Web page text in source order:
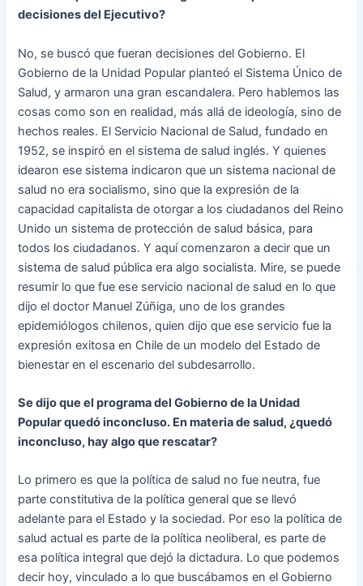
decisiones del Ejecutivo?
No, se buscó que fueran decisiones del Gobierno. El
Gobierno de la Unidad Popular planteó el Sistema Único de
Salud, y armaron una gran escandalera. Pero hablemos las
cosas como son en realidad, más allá de ideología, sino de
hechos reales. El Servicio Nacional de Salud, fundado en
1952, se inspiró en el sistema de salud inglés. Y quienes
idearon ese sistema indicaron que un sistema nacional de
salud no era socialismo, sino que la expresión de la
capacidad capitalista de otorgar a los ciudadanos del Reino
Unido un sistema de protección de salud básica, para
todos los ciudadanos. Y aquí comenzaron a decir que un
sistema de salud pública era algo socialista. Mire, se puede
resumir lo que fue ese servicio nacional de salud en lo que
dijo el doctor Manuel Zúñiga, uno de los grandes
epidemiólogos chilenos, quien dijo que ese servicio fue la
expresión exitosa en Chile de un modelo del Estado de
bienestar en el escenario del subdesarrollo.
Se dijo que el programa del Gobierno de la Unidad
Popular quedó inconcluso. En materia de salud, ¿quedó
inconcluso, hay algo que rescatar?
Lo primero es que la política de salud no fue neutra, fue
parte constitutiva de la política general que se llevó
adelante para el Estado y la sociedad. Por eso la política de
salud actual es parte de la política neoliberal, es parte de
esa política integral que dejó la dictadura. Lo que podemos
decir hoy, vinculado a lo que buscábamos en el Gobierno